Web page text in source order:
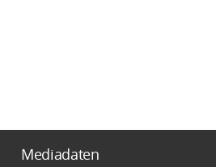
Mediadaten